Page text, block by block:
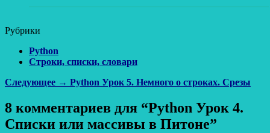
Рубрики
Python
Строки, списки, словари
Навигация
по
записям
Следующее → Следующая
Python Урок 5. Немного о строках. Срезы
8 комментариев для “Python Урок 4.
Списки или массивы в Питоне”